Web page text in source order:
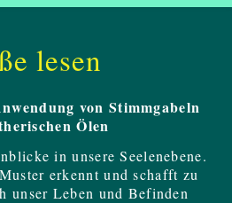
lesen
Ölen
in unsere Seelenebene.
erkennt und schafft zu
unser Leben und Befinden